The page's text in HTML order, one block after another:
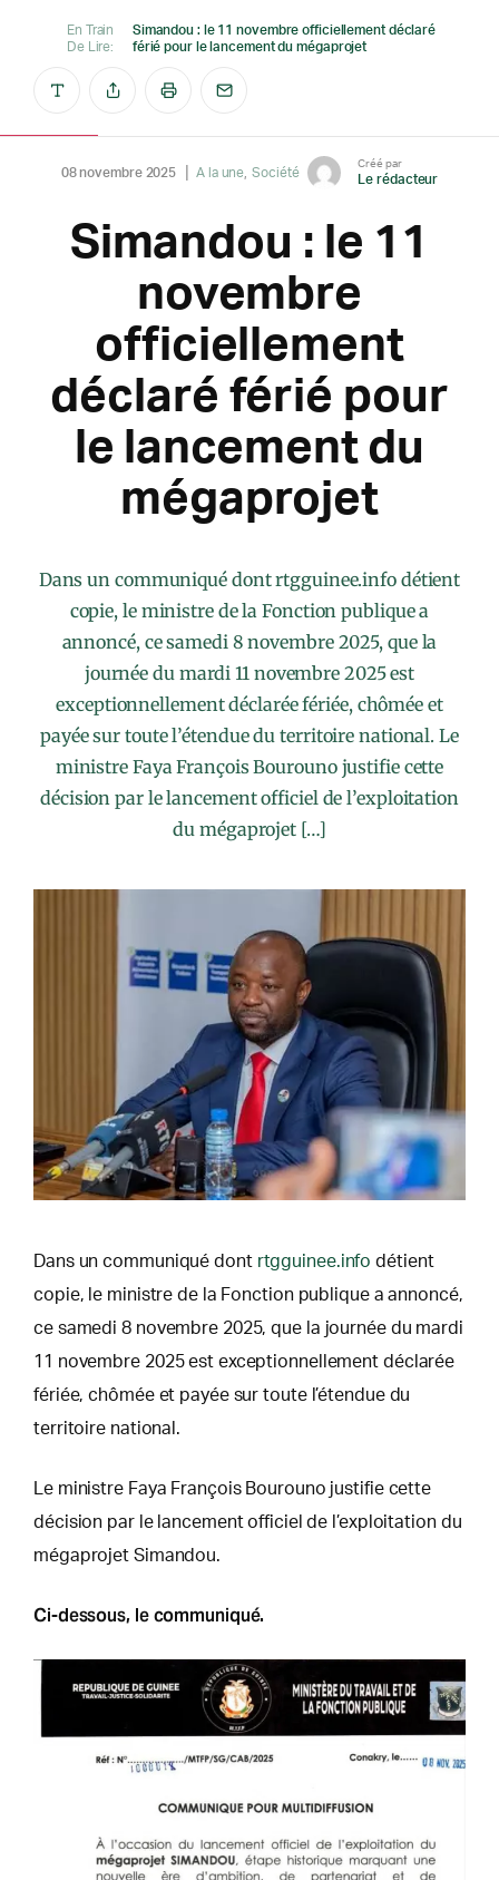
En Train
De Lire:
Simandou : le 11 novembre officiellement déclaré
férié pour le lancement du mégaprojet
08 novembre 2025 A la une Société
Créé par
Le rédacteur
Simandou : le 11
novembre
officiellement
déclaré férié pour
le lancement du
mégaprojet
Dans un communiqué dont rtgguinee.info détient
copie, le ministre de la Fonction publique a
annoncé, ce samedi 8 novembre 2025, que la
journée du mardi 11 novembre 2025 est
exceptionnellement déclarée fériée, chômée et
payée sur toute l’étendue du territoire national. Le
ministre Faya François Bourouno justifie cette
décision par le lancement officiel de l’exploitation
du mégaprojet […]
Dans un communiqué dont rtgguinee.info détient
copie, le ministre de la Fonction publique a annoncé,
ce samedi 8 novembre 2025, que la journée du mardi
11 novembre 2025 est exceptionnellement déclarée
fériée, chômée et payée sur toute l’étendue du
territoire national.
Le ministre Faya François Bourouno justifie cette
décision par le lancement officiel de l’exploitation du
mégaprojet Simandou.
Ci-dessous, le communiqué.